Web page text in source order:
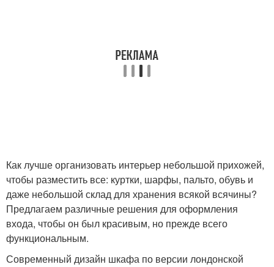
Как лучше организовать интерьер небольшой прихожей,
чтобы разместить все: куртки, шарфы, пальто, обувь и
даже небольшой склад для хранения всякой всячины?
Предлагаем различные решения для оформления
входа, чтобы он был красивым, но прежде всего
функциональным.
Современный дизайн шкафа по версии лондонской